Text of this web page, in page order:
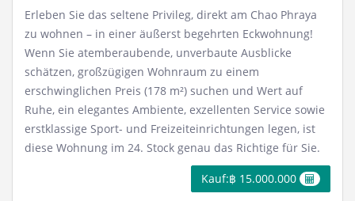
Erleben Sie das seltene Privileg, direkt am Chao Phraya
zu wohnen – in einer äußerst begehrten Eckwohnung!
Wenn Sie atemberaubende, unverbaute Ausblicke
schätzen, großzügigen Wohnraum zu einem
erschwinglichen Preis (178 m²) suchen und Wert auf
Ruhe, ein elegantes Ambiente, exzellenten Service sowie
erstklassige Sport- und Freizeiteinrichtungen legen, ist
diese Wohnung im 24. Stock genau das Richtige für Sie.
Kauf:฿ 15.000.000